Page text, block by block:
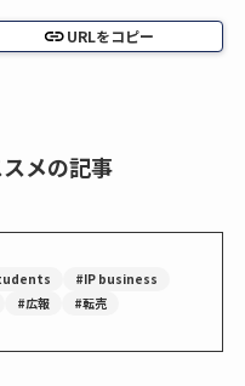
URLをコピー
メの記事
#IP business
#広報 #転売